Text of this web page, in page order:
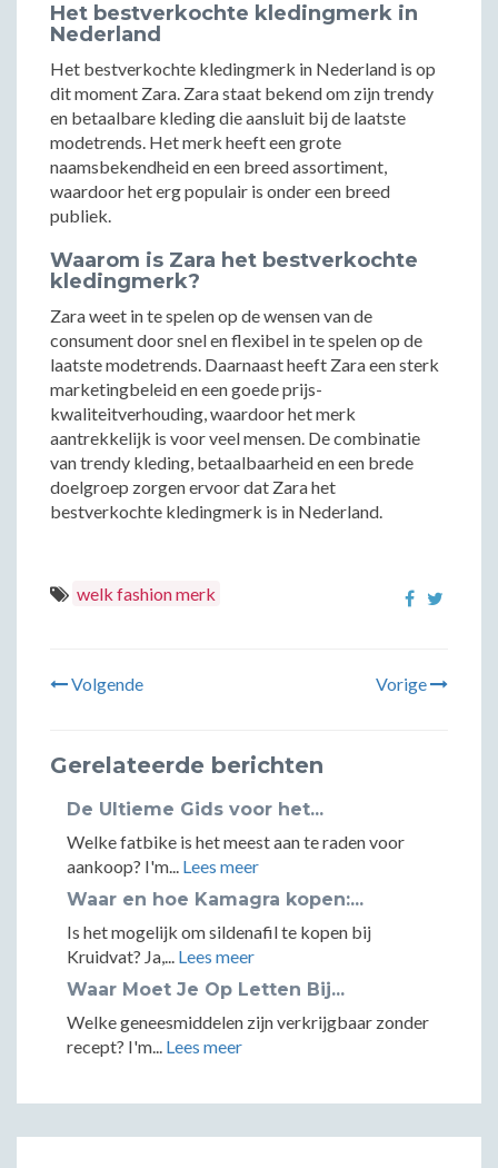
Het bestverkochte kledingmerk in
Nederland
Het bestverkochte kledingmerk in Nederland is op
dit moment Zara. Zara staat bekend om zijn trendy
en betaalbare kleding die aansluit bij de laatste
modetrends. Het merk heeft een grote
naamsbekendheid en een breed assortiment,
waardoor het erg populair is onder een breed
publiek.
Waarom is Zara het bestverkochte
kledingmerk?
Zara weet in te spelen op de wensen van de
consument door snel en flexibel in te spelen op de
laatste modetrends. Daarnaast heeft Zara een sterk
marketingbeleid en een goede prijs-
kwaliteitverhouding, waardoor het merk
aantrekkelijk is voor veel mensen. De combinatie
van trendy kleding, betaalbaarheid en een brede
doelgroep zorgen ervoor dat Zara het
bestverkochte kledingmerk is in Nederland.
welk fashion merk
Volgende Vorige
Gerelateerde berichten
De Ultieme Gids voor het...
Welke fatbike is het meest aan te raden voor
aankoop? I'm... Lees meer
Waar en hoe Kamagra kopen:...
Is het mogelijk om sildenafil te kopen bij
Kruidvat? Ja,... Lees meer
Waar Moet Je Op Letten Bij...
Welke geneesmiddelen zijn verkrijgbaar zonder
recept? I'm... Lees meer